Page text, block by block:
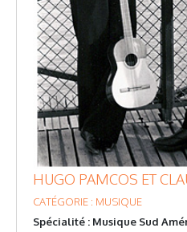
HUGO PAMCOS ET
CATÉGORIE : MUSIQUE
Spécialité : Musique Sud